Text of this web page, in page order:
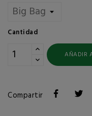
Cantidad
AÑADIR
Compartir